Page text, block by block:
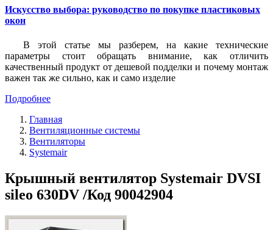
Искусство выбора: руководство по покупке пластиковых
окон
В этой статье мы разберем, на какие технические
параметры стоит обращать внимание, как отличить
качественный продукт от дешевой подделки и почему монтаж
важен так же сильно, как и само изделие
Подробнее
Главная
Вентиляционные системы
Вентиляторы
Systemair
Крышный вентилятор Systemair DVSI
sileo 630DV /Код 90042904